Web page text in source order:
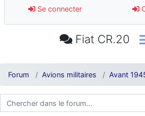
d9pouces: désolé pour les quelques
jours : je teste des méthodes contre le
: Super, la nouvelle bannière
comprendre
d9pouces: ouakamois > si tu parles du
bien sûr que oui !
je suis un avion@,._,+: Bonjour je viens
Se connecter
Fiat CR.20
Forum Avions militaires Avant